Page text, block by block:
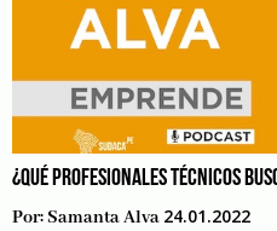
¿QUÉ PROFESIONALES TÉCNICOS
Por:Samanta Alva 24.01.2022